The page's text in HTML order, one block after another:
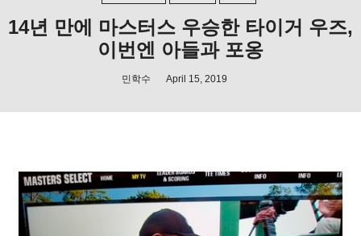
14년 만에 마스터스 우승한 타이거 우즈,
이번엔 아들과 포옹
민학수 April 15, 2019